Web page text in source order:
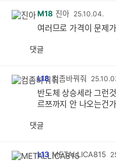
M18 진아 25.10.04.
여러므로 가격이 문제
댓글
L18 컴좀바꿔줘
반도체 상승세라 그런
르쯔까지 안 나오는건
댓글
L13 METALLICA815